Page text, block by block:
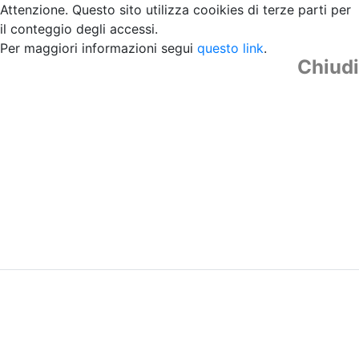
Attenzione. Questo sito utilizza cooikies di terze parti per
il conteggio degli accessi.
Per maggiori informazioni segui questo link.
Chiudi